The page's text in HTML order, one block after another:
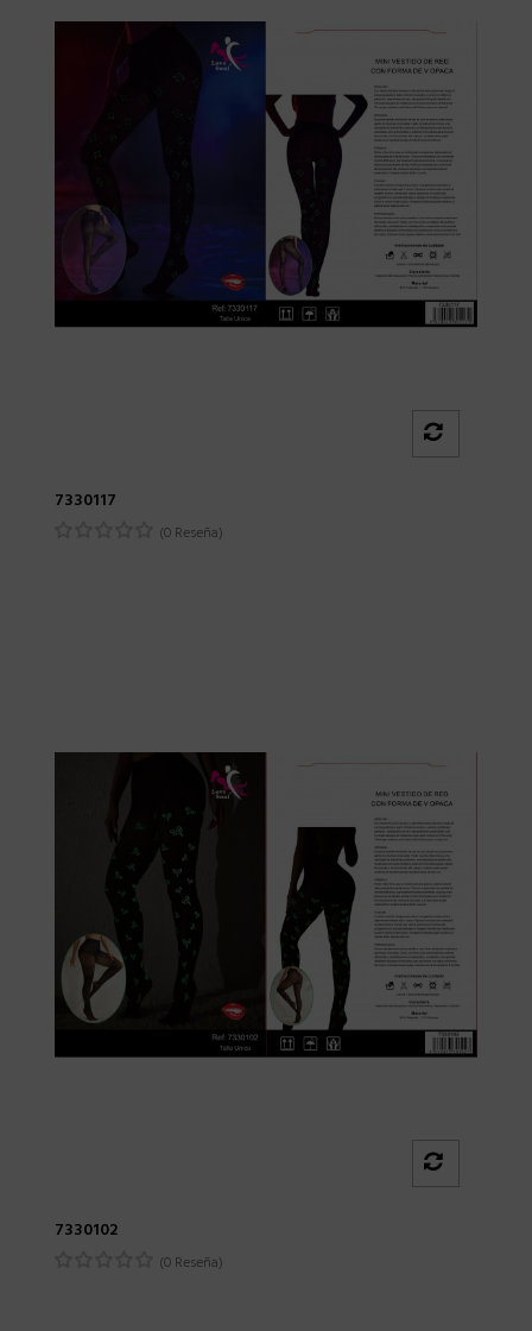
7330117
(0 Reseña)
7330102
(0 Reseña)